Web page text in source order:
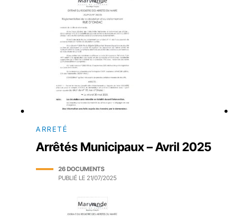
ARRETÉ
Arrêtés Municipaux – Avril 2025
26 DOCUMENTS
PUBLIÉ LE 21/07/2025